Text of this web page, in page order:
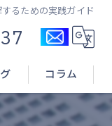
るための実践ガイド
コラム